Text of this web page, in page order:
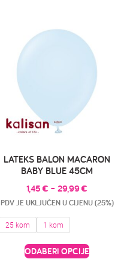
LATEKS BALON MACARON
BABY BLUE 45CM
1,45 € – 29,99€
PDV JE UKLJUČEN U CIJENU (25%)
25 kom 1 kom
ODABERI OPCIJE